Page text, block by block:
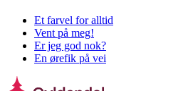
Et farvel for alltid
Vent på meg!
Er jeg god nok?
En ørefik på vei